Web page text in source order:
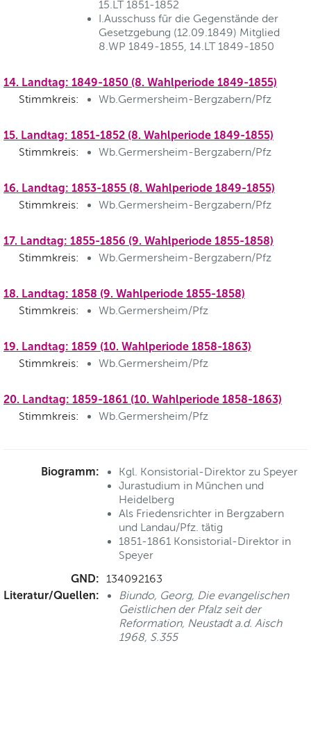
15.LT 1851-1852
I.Ausschuss für die Gegenstände der
Gesetzgebung (12.09.1849) Mitglied
8.WP 1849-1855, 14.LT 1849-1850
14. Landtag: 1849-1850 (8. Wahlperiode 1849-1855)
Stimmkreis: Wb.Germersheim-Bergzabern/Pfz
15. Landtag: 1851-1852 (8. Wahlperiode 1849-1855)
Stimmkreis: Wb.Germersheim-Bergzabern/Pfz
16. Landtag: 1853-1855 (8. Wahlperiode 1849-1855)
Stimmkreis: Wb.Germersheim-Bergzabern/Pfz
17. Landtag: 1855-1856 (9. Wahlperiode 1855-1858)
Stimmkreis: Wb.Germersheim-Bergzabern/Pfz
18. Landtag: 1858 (9. Wahlperiode 1855-1858)
Stimmkreis: Wb.Germersheim/Pfz
19. Landtag: 1859 (10. Wahlperiode 1858-1863)
Stimmkreis: Wb.Germersheim/Pfz
20. Landtag: 1859-1861 (10. Wahlperiode 1858-1863)
Stimmkreis: Wb.Germersheim/Pfz
Biogramm:
Kgl. Konsistorial-Direktor zu Speyer
Jurastudium in München und
Heidelberg
Als Friedensrichter in Bergzabern
und Landau/Pfz. tätig
1851-1861 Konsistorial-Direktor in
Speyer
GND: 134092163
Literatur/Quellen:
Biundo, Georg, Die evangelischen
Geistlichen der Pfalz seit der
Reformation, Neustadt a.d. Aisch
1968, S.355